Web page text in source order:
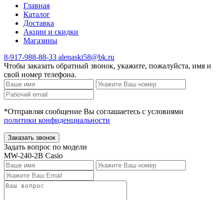
Главная
Каталог
Доставка
Акции и скидки
Магазины
8-917-988-88-33 alenaski58@bk.ru
Чтобы заказать обратный звонок, укажите, пожалуйста, имя и
свой номер телефона.
*Отправляя сообщение Вы соглашаетесь с условиями
политики конфиденциальности
Заказать звонок
Задать вопрос по модели
MW-240-2B Casio